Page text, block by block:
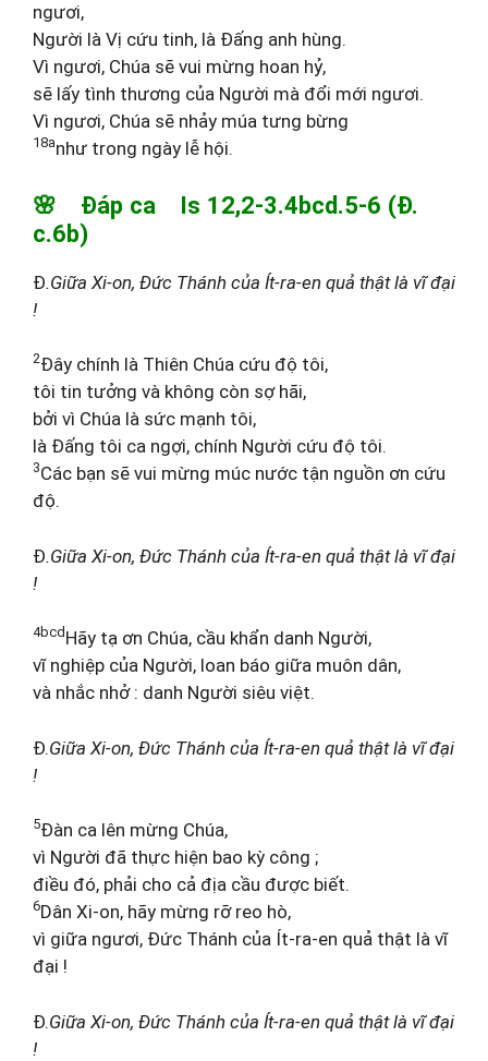
ngươi,
Người là Vị cứu tinh, là Đấng anh hùng.
Vì ngươi, Chúa sẽ vui mừng hoan hỷ,
sẽ lấy tình thương của Người mà đổi mới ngươi.
Vì ngươi, Chúa sẽ nhảy múa tưng bừng
18anhư trong ngày lễ hội.
🌸 Đáp ca Is 12,2-3.4bcd.5-6 (Đ.
c.6b)
Đ.Giữa Xi-on, Đức Thánh của Ít-ra-en quả thật là vĩ đại
!
2Đây chính là Thiên Chúa cứu độ tôi,
tôi tin tưởng và không còn sợ hãi,
bởi vì Chúa là sức mạnh tôi,
là Đấng tôi ca ngợi, chính Người cứu độ tôi.
3Các bạn sẽ vui mừng múc nước tận nguồn ơn cứu
độ.
Đ.Giữa Xi-on, Đức Thánh của Ít-ra-en quả thật là vĩ đại
!
4bcd Hãy tạ ơn Chúa, cầu khẩn danh Người,
vĩ nghiệp của Người, loan báo giữa muôn dân,
và nhắc nhở : danh Người siêu việt.
Đ.Giữa Xi-on, Đức Thánh của Ít-ra-en quả thật là vĩ đại
!
5Đàn ca lên mừng Chúa,
vì Người đã thực hiện bao kỳ công ;
điều đó, phải cho cả địa cầu được biết.
6Dân Xi-on, hãy mừng rỡ reo hò,
vì giữa ngươi, Đức Thánh của Ít-ra-en quả thật là vĩ
đại !
Đ.Giữa Xi-on, Đức Thánh của Ít-ra-en quả thật là vĩ đại
!